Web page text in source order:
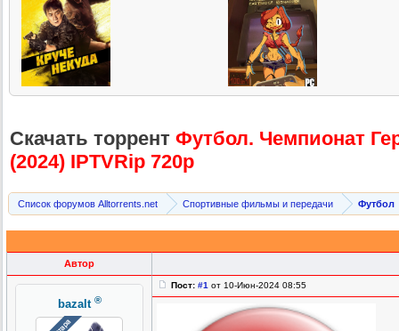
Скачать торрент Футбол. Чемпионат
(2024) IPTVRip 720p
Список форумов Alltorrents.net Спортивные фильмы и передачи Футбол
Автор
bazalt ®
Пост: #1 от 10-Июн-2024 08:55